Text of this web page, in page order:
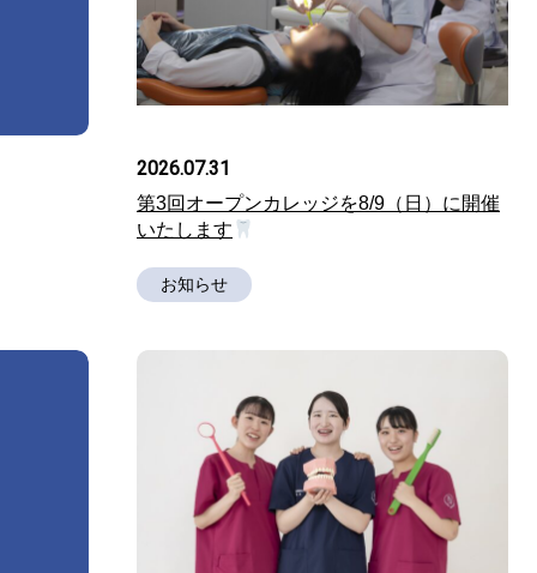
2026.07.31
第3回オープンカレッジを8/9（日）に開催
いたします
お知らせ